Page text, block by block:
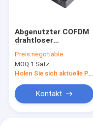
Abgenutzter COFDM
drahtloser
militärischer
drahtloser
Audiovideoabsender
Preis:negotiable
MOQ:1 Satz
Holen Sie sich aktuelle Preis
Kontakt